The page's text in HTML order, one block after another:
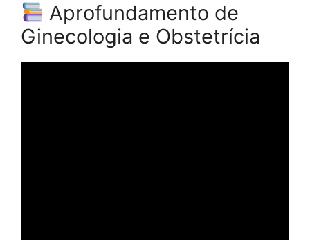
Aprofundamento de
Ginecologia e Obstetrícia